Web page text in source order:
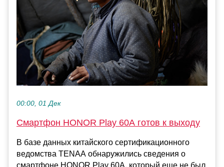
00:00, 01 Дек
Смартфон HONOR Play 60A готов к выходу
В базе данных китайского сертификационного
ведомства TENAA обнаружились сведения о
смартфоне HONOR Play 60A, который еще не был